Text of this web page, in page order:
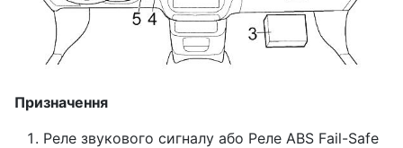
Призначення
Реле звукового сигналу або Реле ABS Fail-Safe